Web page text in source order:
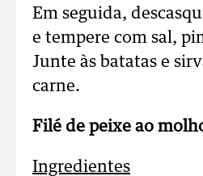
Em seguida,
e tempere com sal,
Junte às batatas e
carne.
Filé de peixe ao
Ingredientes